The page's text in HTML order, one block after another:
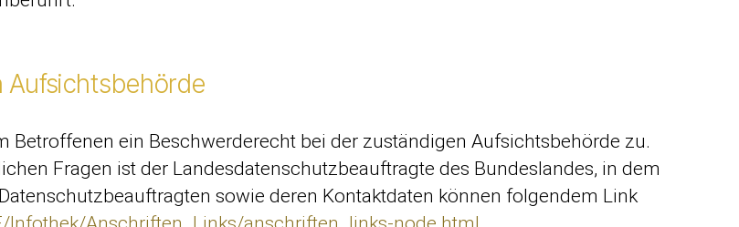
Betroffenen ein Beschwerderecht bei der zuständigen Aufsichtsbehörde zu.
Fragen ist der Landesdatenschutzbeauftragte des Bundeslandes, in dem
sowie deren Kontaktdaten können folgendem Link